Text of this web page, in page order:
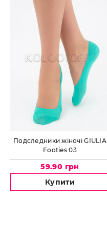
Подследники жіночі GIULIA
Footies 03
59.90 грн
Купити